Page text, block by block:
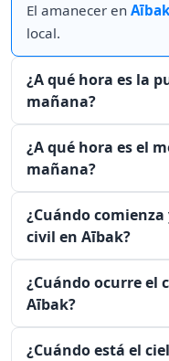
El amanecer en Aībak
local.
¿A qué hora es la
mañana?
¿A qué hora es el
mañana?
¿Cuándo
civil en Aībak?
¿Cuándo ocurre el
Aībak?
¿Cuándo está el